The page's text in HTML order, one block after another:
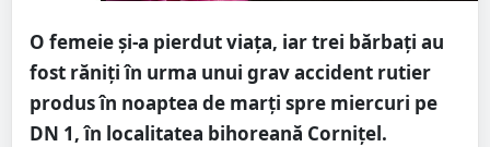
O femeie și-a pierdut viața, iar trei bărbați au
fost răniți în urma unui grav accident rutier
produs în noaptea de marți spre miercuri pe
DN 1, în localitatea bihoreană Cornițel.